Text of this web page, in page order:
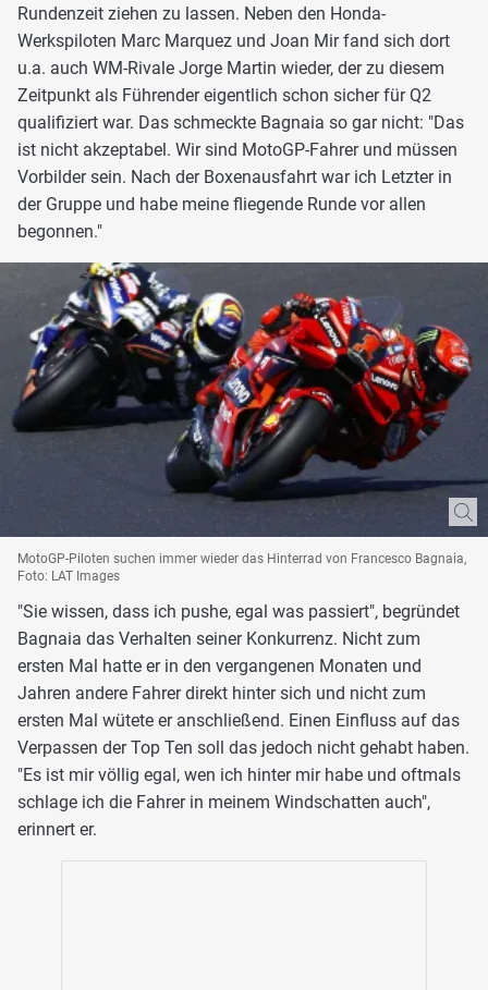
Rundenzeit ziehen zu lassen. Neben den Honda-
Werkspiloten Marc Marquez und Joan Mir fand sich dort
u.a. auch WM-Rivale Jorge Martin wieder, der zu diesem
Zeitpunkt als Führender eigentlich schon sicher für Q2
qualifiziert war. Das schmeckte Bagnaia so gar nicht: "Das
ist nicht akzeptabel. Wir sind MotoGP-Fahrer und müssen
Vorbilder sein. Nach der Boxenausfahrt war ich Letzter in
der Gruppe und habe meine fliegende Runde vor allen
begonnen."
MotoGP-Piloten suchen immer wieder das Hinterrad von Francesco Bagnaia,
Foto: LAT Images
"Sie wissen, dass ich pushe, egal was passiert", begründet
Bagnaia das Verhalten seiner Konkurrenz. Nicht zum
ersten Mal hatte er in den vergangenen Monaten und
Jahren andere Fahrer direkt hinter sich und nicht zum
ersten Mal wütete er anschließend. Einen Einfluss auf das
Verpassen der Top Ten soll das jedoch nicht gehabt haben.
"Es ist mir völlig egal, wen ich hinter mir habe und oftmals
schlage ich die Fahrer in meinem Windschatten auch",
erinnert er.